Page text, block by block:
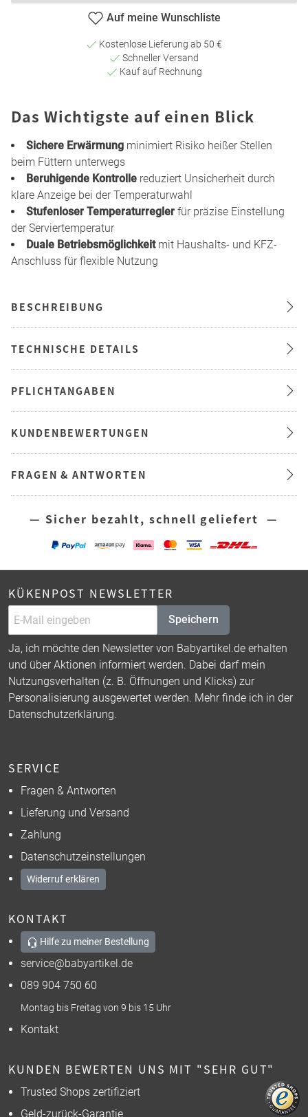
Auf meine Wunschliste
Kostenlose Lieferung ab 50 €
Schneller Versand
Kauf auf Rechnung
Das Wichtigste auf einen Blick
Sichere Erwärmung minimiert Risiko heißer Stellen
beim Füttern unterwegs
Beruhigende Kontrolle reduziert Unsicherheit durch
klare Anzeige bei der Temperaturwahl
Stufenloser Temperaturregler für präzise Einstellung
der Serviertemperatur
Duale Betriebsmöglichkeitmit Haushalts- und KFZ-
Anschluss für flexible Nutzung
BESCHREIBUNG
TECHNISCHE DETAILS
PFLICHTANGABEN
KUNDENBEWERTUNGEN
FRAGEN & ANTWORTEN
— Sicher bezahlt, schnell geliefert —
KÜKENPOST NEWSLETTER
Speichern
Ja, ich möchte den Newsletter von Babyartikel.de erhalten
und über Aktionen informiert werden. Dabei darf mein
Nutzungsverhalten (z. B. Öffnungen und Klicks) zur
Personalisierung ausgewertet werden. Mehr finde ich in der
Datenschutzerklärung.
SERVICE
Fragen & Antworten
Lieferung und Versand
Zahlung
Datenschutzeinstellungen
Widerruf erklären
KONTAKT
Hilfe zu meiner Bestellung
service@babyartikel.de
089 904 750 60
Montag bis Freitag von 9 bis 15 Uhr
Kontakt
KUNDEN BEWERTEN UNS MIT "SEHR GUT"
Trusted Shops zertifiziert
Geld-zurück-Garantie